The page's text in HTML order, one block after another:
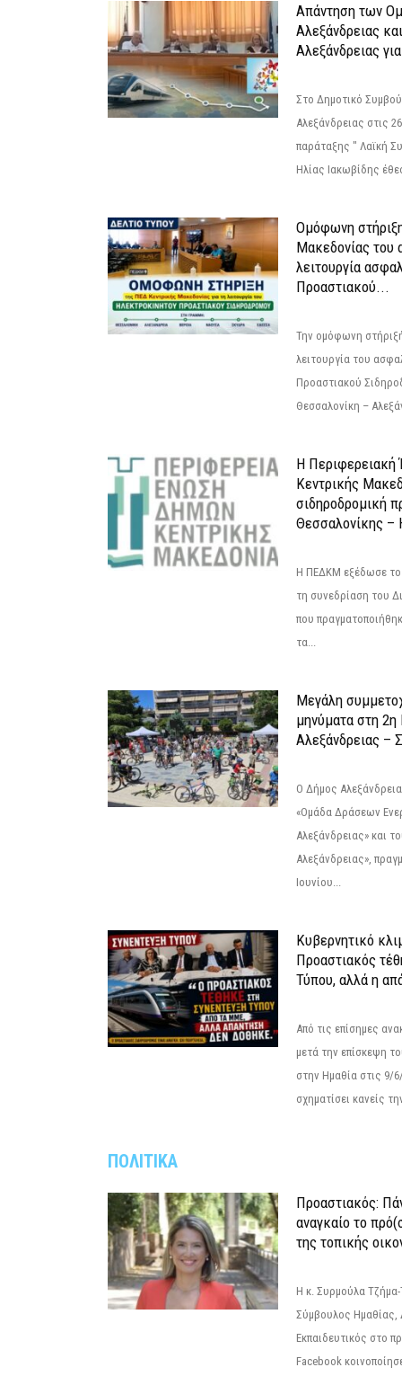
Απάντηση των
Αλεξάνδρειας
Αλεξάνδρειας
Στο Δημοτικό
Αλεξάνδρειας στις
παράταξης " Λαϊκή
Ηλίας Ιακωβίδης
Ομόφωνη
Μακεδονίας του
λειτουργία
Προαστιακού...
Την ομόφωνη
λειτουργία του
Προαστιακού
Θεσσαλονίκη –
Η
Κεντρικής
σιδηροδρομική
Θεσσαλονίκης –
Η ΠΕΔΚΜ εξέδωσε το
τη συνεδρίαση του
που
τα...
Μεγάλη
μηνύματα στη
Αλεξάνδρειας –
Ο Δήμος
«Ομάδα Δράσεων
Αλεξάνδρειας» και
Αλεξάνδρειας»,
Ιουνίου...
Κυβερνητικό
Προαστιακός
Τύπου, αλλά η
Από τις επίσημες
μετά την επίσκεψη
στην Ημαθία στις 9/
σχηματίσει κανείς
ΠΟΛΙΤΙΚΑ
Προαστιακός:
αναγκαίο το
της τοπικής
Η κ. Συρμούλα
Σύμβουλος Ημαθίας,
Εκπαιδευτικός στο
Facebook